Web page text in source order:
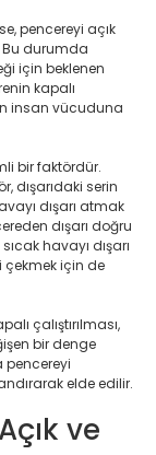
pencereyi açık
Bu durumda
için beklenen
kapalı
insan vücuduna
bir faktördür.
dışarıdaki serin
dışarı atmak
dışarı doğru
havayı dışarı
çekmek için de
çalıştırılması,
bir denge
pencereyi
elde edilir.
ve